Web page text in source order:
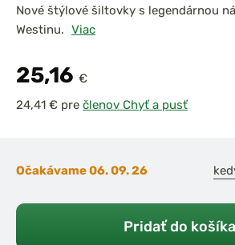
Nové štýlové šiltovky s legendárnou
Westinu. Viac
25,16 €
pre členov Chyť a pusť
Očakávame 06. 09. 26
Pridať do košíka